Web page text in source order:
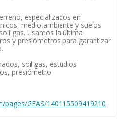
especializados en
medio ambiente y suelos
gas. Usamos la última
y presiómetros para garantizar
soil gas, estudios
presiómetro
GEAS/140115509419210